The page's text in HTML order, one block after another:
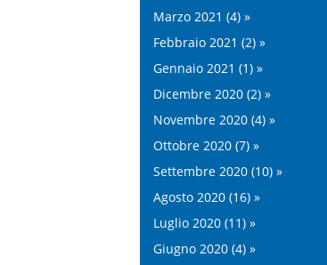
Marzo 2021 (4) »
Febbraio 2021 (2) »
Gennaio 2021 (1) »
Dicembre 2020 (2) »
Novembre 2020 (4) »
Ottobre 2020 (7) »
Settembre 2020 (10) »
Agosto 2020 (16) »
Luglio 2020 (11) »
Giugno 2020 (4) »